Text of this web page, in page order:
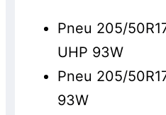
Pneu 205/
UHP 93W
Pneu 205/
93W